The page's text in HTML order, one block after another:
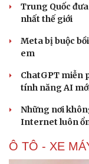
Trung Quốc
nhất thế giới
Meta bị buộc
em
ChatGPT miễn
tính năng AI
Những nơi
Internet luôn
Ô TÔ - XE